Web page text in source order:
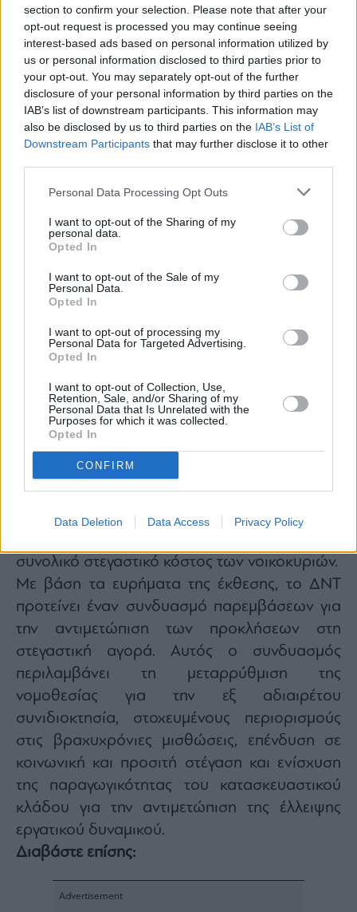
section to confirm your selection. Please note that after your
opt-out request is processed you may continue seeing
interest-based ads based on personal information utilized by
us or personal information disclosed to third parties prior to
your opt-out. You may separately opt-out of the further
disclosure of your personal information by third parties on the
IAB’s list of downstream participants. This information may
also be disclosed by us to third parties on the IAB’s List of
Downstream Participants that may further disclose it to other
Personal Data Processing Opt Outs
I want to opt-out of the Sharing of my
personal data.
Opted In
I want to opt-out of the Sale of my
Personal Data.
Opted In
I want to opt-out of processing my
Personal Data for Targeted Advertising.
Opted In
I want to opt-out of Collection, Use,
Retention, Sale, and/or Sharing of my
Personal Data that Is Unrelated with the
Purposes for which it was collected.
Opted In
CONFIRM
Data Deletion Data Access Privacy Policy
Ιδιαίτερη αναφορά γίνεται και στην ανάπτυξη
των βραχυχρόνιων μισθώσεων. Σύμφωνα με
την έκθεση, οι σχετικές καταχωρίσεις
αποθέματος. Η ανάλυση του ΔΝΤ, η οποία
συνδύασε δεδομένα από το Spitogatos, το
INSETE και την ΕΛΣΤΑΤ, διαπίστωσε ότι η
υψηλή συγκέντρωση βραχυχρόνιων
κατοικιών και μειωμένη διαθεσιμότητα
ακινήτων για μακροχρόνια μίσθωση σε
περιοχές υψηλής ζήτησης.
Τέλος, η έκθεση επισημαίνει την ενεργειακή
αναποτελεσματικότητα του ελληνικού
κτιριακού αποθέματος, σημειώνοντας ότι οι
ελληνικές κατοικίες καταναλώνουν περίπου
65% περισσότερη ενέργεια ανά τετραγωνικό
μέτρο σε σύγκριση με τις Πορτογαλικές
συνολικό στεγαστικό κόστος των νοικοκυριών.
Με βάση τα ευρήματα της έκθεσης, το ΔΝΤ
προτείνει έναν συνδυασμό παρεμβάσεων για
την αντιμετώπιση των προκλήσεων στη
στεγαστική αγορά. Αυτός ο συνδυασμός
περιλαμβάνει τη μεταρρύθμιση της
νομοθεσίας για την εξ αδιαιρέτου
συνιδιοκτησία, στοχευμένους περιορισμούς
στις βραχυχρόνιες μισθώσεις, επένδυση σε
κοινωνική και προσιτή στέγαση και ενίσχυση
της παραγωγικότητας του κατασκευαστικού
κλάδου για την αντιμετώπιση της έλλειψης
εργατικού δυναμικού.
Διαβάστε επίσης: